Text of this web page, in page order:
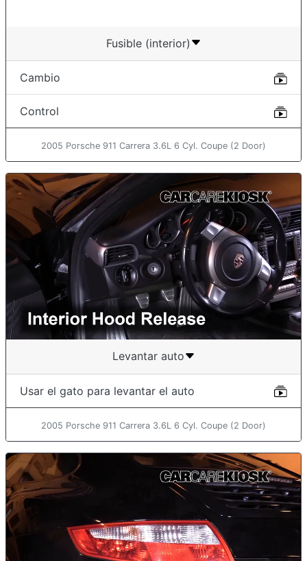
Fusible (interior)
Cambio
Control
2005 Porsche 911 Carrera 3.6L 6 Cyl. Coupe (2 Door)
Levantar auto
Usar el gato para levantar el auto
2005 Porsche 911 Carrera 3.6L 6 Cyl. Coupe (2 Door)